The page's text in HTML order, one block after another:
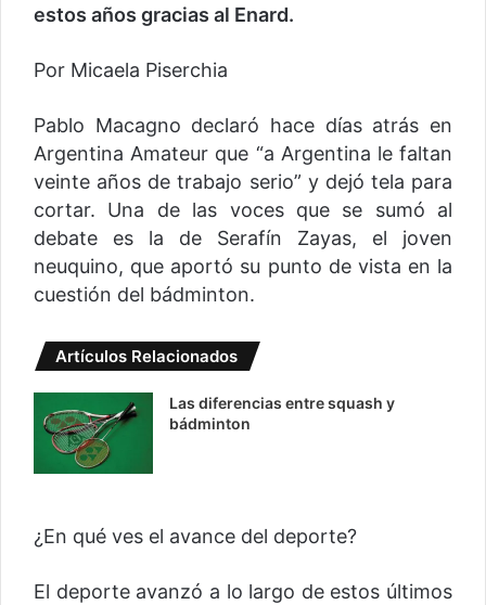
estos años gracias al Enard.
Por Micaela Piserchia
Pablo Macagno declaró hace días atrás en
Argentina Amateur que “a Argentina le faltan
veinte años de trabajo serio” y dejó tela para
cortar. Una de las voces que se sumó al
debate es la de Serafín Zayas, el joven
neuquino, que aportó su punto de vista en la
cuestión del bádminton.
Artículos Relacionados
Las diferencias entre squash y
bádminton
¿En qué ves el avance del deporte?
El deporte avanzó a lo largo de estos últimos